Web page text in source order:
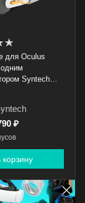
для Oculus
Syntech
with Battery
₽
корзину